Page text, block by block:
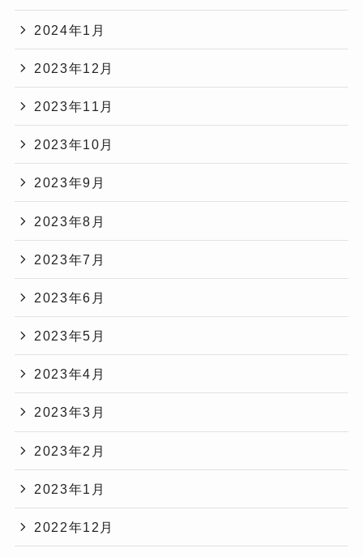
2024年1月
2023年12月
2023年11月
2023年10月
2023年9月
2023年8月
2023年7月
2023年6月
2023年5月
2023年4月
2023年3月
2023年2月
2023年1月
2022年12月